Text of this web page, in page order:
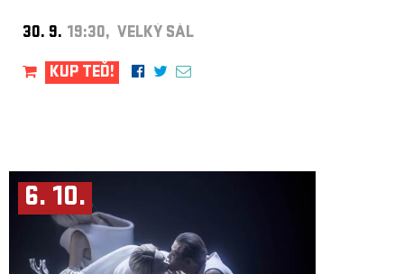
30. 9. 19:30, VELKÝ SÁL
KUP TEĎ!
6. 10.